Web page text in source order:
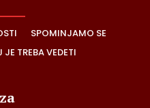
SPOMINJAMO SE
JE TREBA VEDETI